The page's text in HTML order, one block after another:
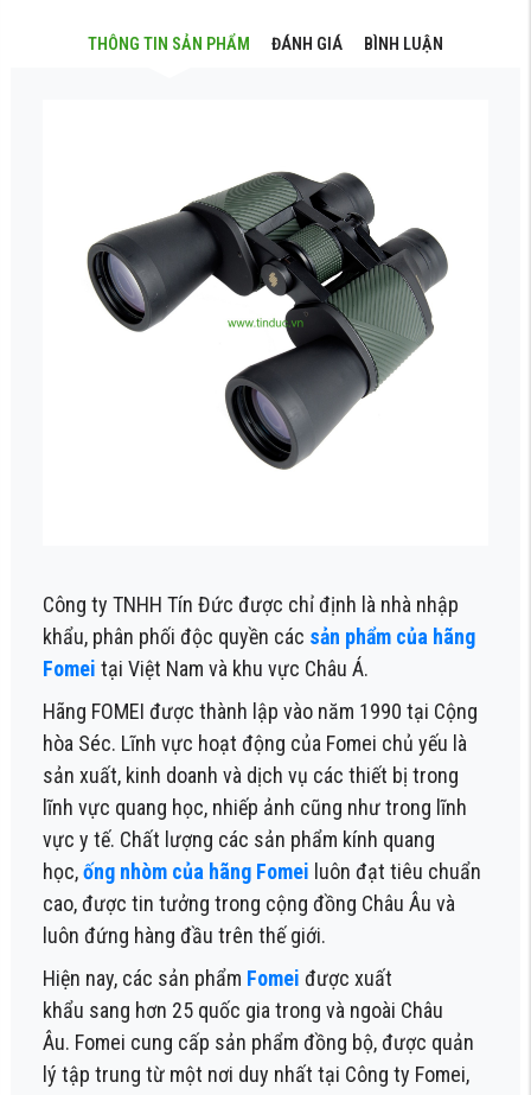
THÔNG TIN SẢN PHẨM ĐÁNH GIÁ BÌNH LUẬN
Công ty TNHH Tín Đức được chỉ định là nhà nhập
khẩu, phân phối độc quyền các sản phẩm của hãng
Fomei tại Việt Nam và khu vực Châu Á.
Hãng FOMEI được thành lập vào năm 1990 tại Cộng
hòa Séc. Lĩnh vực hoạt động của Fomei chủ yếu là
sản xuất, kinh doanh và dịch vụ các thiết bị trong
lĩnh vực quang học, nhiếp ảnh cũng như trong lĩnh
vực y tế. Chất lượng các sản phẩm kính quang
học,ống nhòm của hãng Fomei luôn đạt tiêu chuẩn
cao, được tin tưởng trong cộng đồng Châu Âu và
luôn đứng hàng đầu trên thế giới.
Hiện nay, các sản phẩm Fomei được xuất
khẩu sang hơn 25 quốc gia trong và ngoài Châu
Âu. Fomei cung cấp sản phẩm đồng bộ, được quản
lý tập trung từ một nơi duy nhất tại Công ty Fomei,